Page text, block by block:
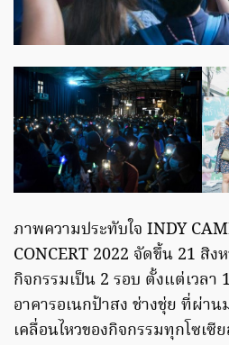
ภาพความประทับใจ INDY
CONCERT 2022 จัดขึ้น 21 สิ
กิจกรรมเป็น 2 รอบ ตั้งแต่เวล
อาคารอเนกป้าสง ช่างชุ่ย ที่ผ่า
เคลื่อนไหวของกิจกรรมทุกโซเซี